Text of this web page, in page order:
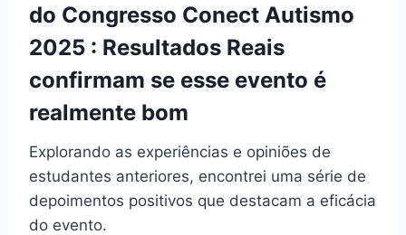
do Congresso Conect Autismo
2025 : Resultados Reais
confirmam se esse evento é
realmente bom
Explorando as experiências e opiniões de
estudantes anteriores, encontrei uma série de
depoimentos positivos que destacam a eficácia
do evento.